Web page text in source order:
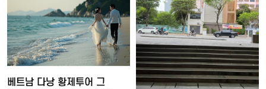
베트남 다낭 황제투어 그